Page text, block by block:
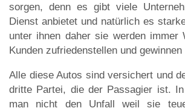
sorgen, denn es gibt viele
Dienst anbietet und natürlich es
unter ihnen daher sie werden immer
Kunden zufriedenstellen und
Alle diese Autos sind versichert und
dritte Partei, die der Passagier ist.
man nicht den Unfall weil sie